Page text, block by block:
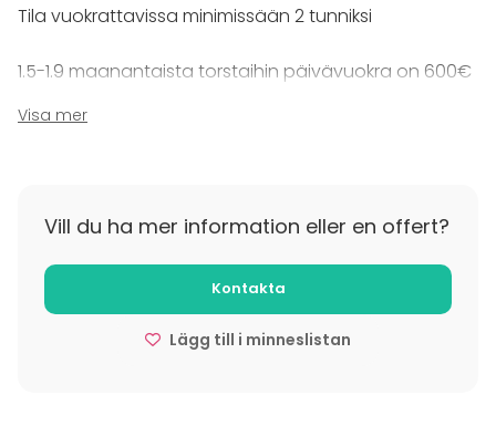
Tila vuokrattavissa minimissään 2 tunniksi
1.5-1.9 maanantaista torstaihin päivävuokra on 600€
1.5-1.9 perjantaista sunnuntaihin päivävuokra on
Varausmaksua ei palauteta.
Visa mer
Vill du ha mer information eller en offert?
Kontakta
Lägg till i minneslistan